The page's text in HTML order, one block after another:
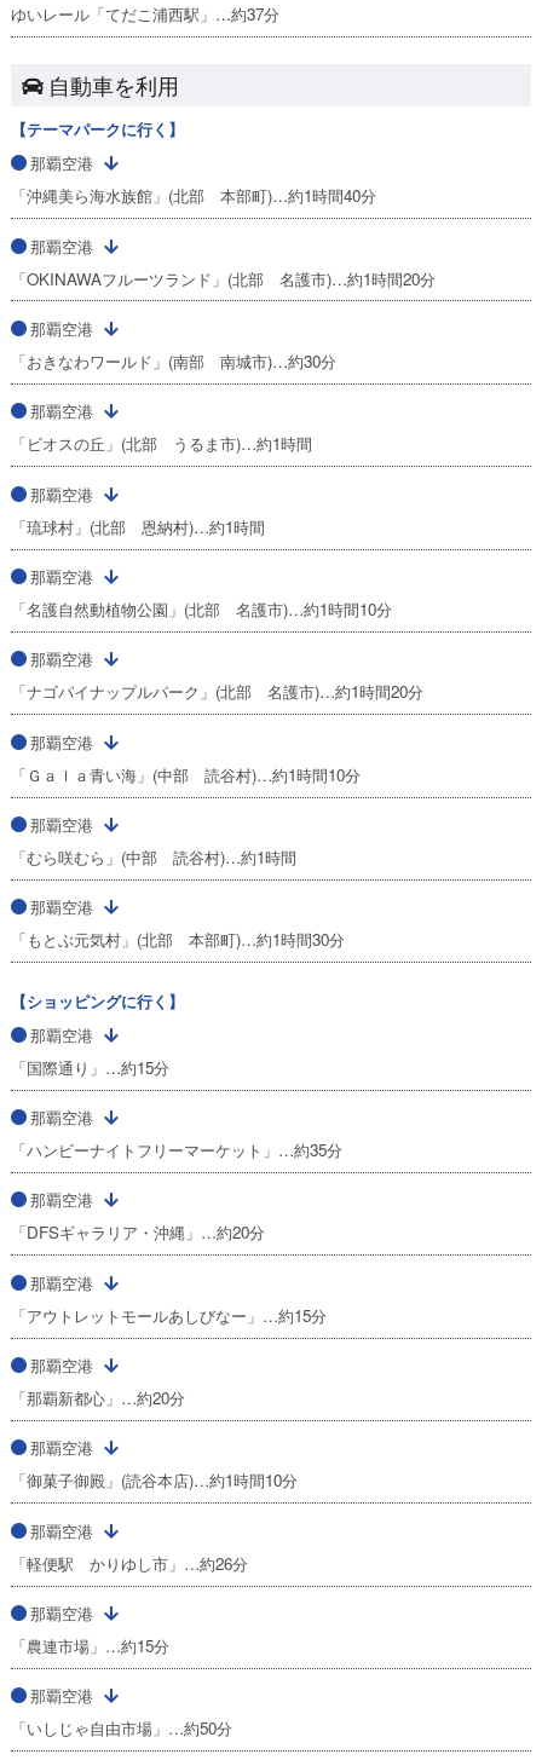
ゆいレール「てだこ浦西駅」…約37分
自動車を利用
【テーマパークに行く】
那覇空港
「沖縄美ら海水族館」(北部 本部町)…約1時間40分
那覇空港
「OKINAWAフルーツランド」(北部 名護市)…約1時間20分
那覇空港
「おきなわワールド」(南部 南城市)…約30分
那覇空港
「ビオスの丘」(北部 うるま市)…約1時間
那覇空港
「琉球村」(北部 恩納村)…約1時間
那覇空港
「名護自然動植物公園」(北部 名護市)…約1時間10分
那覇空港
「ナゴパイナップルパーク」(北部 名護市)…約1時間20分
那覇空港
「Ｇａｌａ青い海」(中部 読谷村)…約1時間10分
那覇空港
「むら咲むら」(中部 読谷村)…約1時間
那覇空港
「もとぶ元気村」(北部 本部町)…約1時間30分
【ショッピングに行く】
那覇空港
「国際通り」…約15分
那覇空港
「ハンビーナイトフリーマーケット」…約35分
那覇空港
「DFSギャラリア・沖縄」…約20分
那覇空港
「アウトレットモールあしびなー」…約15分
那覇空港
「那覇新都心」…約20分
那覇空港
「御菓子御殿」(読谷本店)…約1時間10分
那覇空港
「軽便駅 かりゆし市」…約26分
那覇空港
「農連市場」…約15分
那覇空港
「いしじゃ自由市場」…約50分